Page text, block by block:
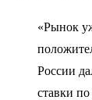
«Рынок
России
ставки